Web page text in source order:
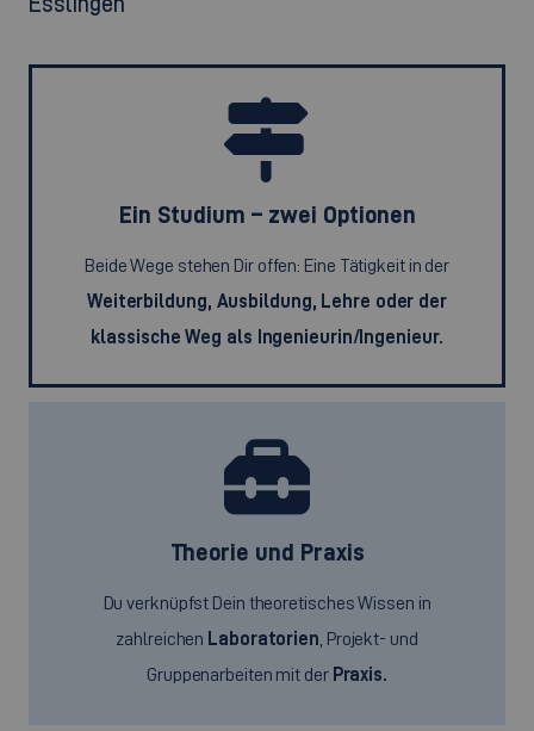
Ein Studium – zwei Optionen
Beide Wege stehen Dir offen: Eine Tätigkeit in der
Weiterbildung, Ausbildung, Lehre oder der
klassische Weg als Ingenieurin/Ingenieur.
Theorie und Praxis
Du verknüpfst Dein theoretisches Wissen in
zahlreichen Laboratorien , Projekt- und
Gruppenarbeiten mit der Praxis.